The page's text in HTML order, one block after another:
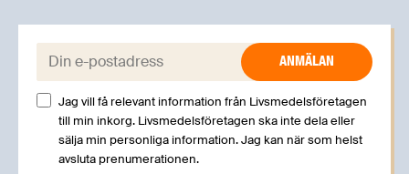
E-post:
Jag vill få relevant information från Livsmedelsföretagen
till min inkorg. Livsmedelsföretagen ska inte dela eller
sälja min personliga information. Jag kan när som helst
avsluta prenumerationen.